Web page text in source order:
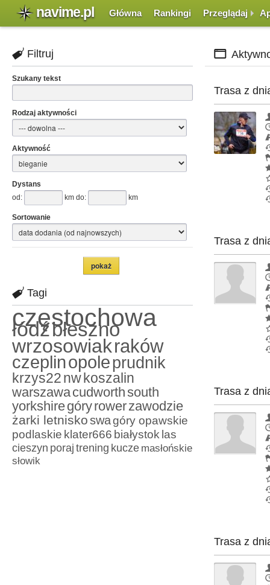
navime.pl Główna Rankingi Przeglądaj
Filtruj
Szukany tekst
Rodzaj aktywności
Aktywność
Dystans
od:
km do: km
Sortowanie
Tagi
częstochowa
łódźbłeszno
wrzosowiakraków
czeplinopoleprudnik
krzys22nwkoszalin
warszawacudworthsouth
yorkshiregóryrowerzawodzie
żarki letniskoswagóry opawskie
podlaskie klater666 białystok las
cieszyn poraj trening kucze masłońskie
słowik
Trasa z
Trasa z
Trasa z
Trasa z